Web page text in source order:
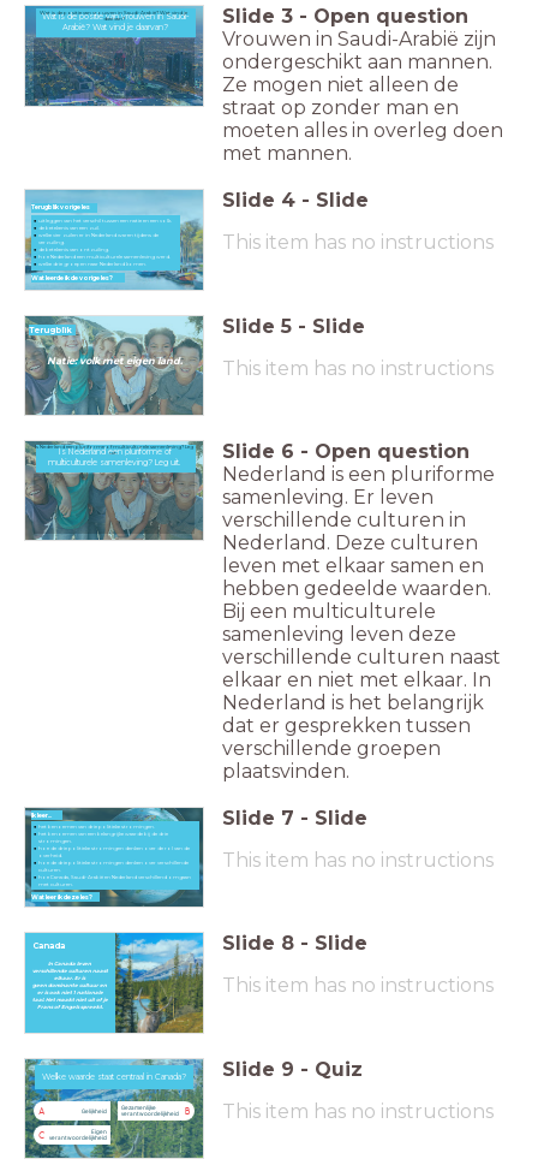
Wat is de positie van vrouwen in Saudi-Arabië? Wat vind je
daarvan?
Wat is de positie van vrouwen in Saudi-
Arabië? Wat vind je daarvan?
Slide 3 - Open question
Vrouwen in Saudi-Arabië zijn
ondergeschikt aan mannen.
Ze mogen niet alleen de
straat op zonder man en
moeten alles in overleg doen
met mannen.
Wat leerde ik de vorige les?
uitleggen van het verschil tussen een natie en een volk.
de betekenis van een zuil.
welke vier zuilen er in Nederland waren tijdens de
verzuiling.
de betekenis van ontzuiling.
hoe Nederland een multiculturele samenleving werd.
welke drie groepen naar Nederland komen.
Terugblik vorige les Slide 4 - Slide
This item has no instructions
Terugblik
Natie: volk met eigen land.
Slide 5 - Slide
This item has no instructions
Is Nederland een pluriforme of multiculturele samenleving? Leg
uit.
Is Nederland een pluriforme of
multiculturele samenleving? Leg uit.
Slide 6 - Open question
Nederland is een pluriforme
samenleving. Er leven
verschillende culturen in
Nederland. Deze culturen
leven met elkaar samen en
hebben gedeelde waarden.
Bij een multiculturele
samenleving leven deze
verschillende culturen naast
elkaar en niet met elkaar. In
Nederland is het belangrijk
dat er gesprekken tussen
verschillende groepen
plaatsvinden.
Wat leer ik deze les?
het benoemen van drie politieke stromingen.
het benoemen van een belangrijke waarde bij de drie
stromingen.
hoe de drie politieke stromingen denken over de rol van de
overheid.
hoe de drie politieke stromingen denken over verschillende
culturen.
hoe Canada, Saudi-Arabië en Nederland verschillend omgaan
met culturen.
Ik leer... Slide 7 - Slide
This item has no instructions
Canada
In Canada leven
verschillende culturen naast
elkaar. Er is
geendominante cultuur en
er is ook niet 1 nationale
taal. Het maakt niet uit of je
Frans of Engelsspreekt.
Slide 8 - Slide
This item has no instructions
Welke waarde staat centraal in Canada?
A Gelijkheid B
Gezamenlijke
verantwoordelijkheid
C
Eigen
verantwoordelijkheid
Slide 9 - Quiz
This item has no instructions